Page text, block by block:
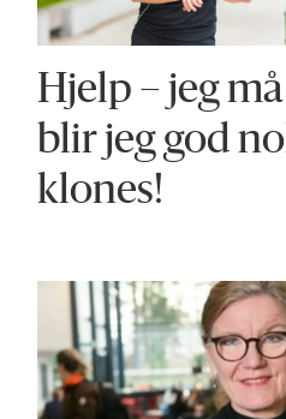
Hjelp – jeg
blir jeg god
klones!